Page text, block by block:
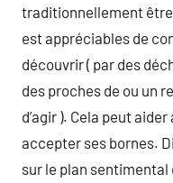
traditionnellement
est appréciables de
découvrir ( par des
des proches de ou un
d’agir ). Cela peut
accepter ses bornes.
sur le plan